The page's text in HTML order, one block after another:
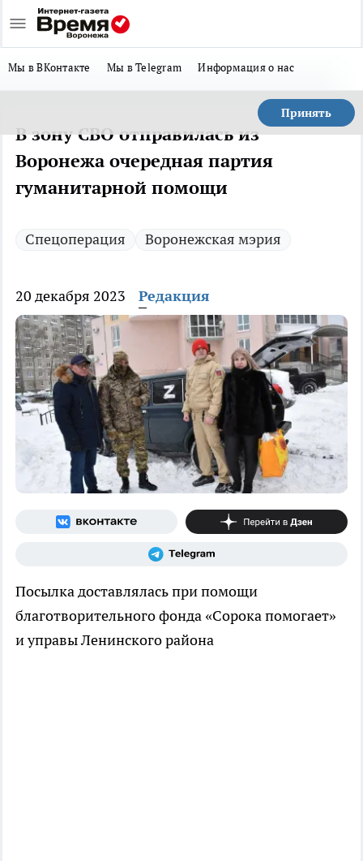
Мы в ВКонтакте Мы в Telegram Информация о нас
Принять
В зону СВО отправилась из
Воронежа очередная партия
гуманитарной помощи
Спецоперация Воронежская мэрия
20 декабря 2023 Редакция
Посылка доставлялась при помощи
благотворительного фонда «Сорока помогает»
и управы Ленинского района